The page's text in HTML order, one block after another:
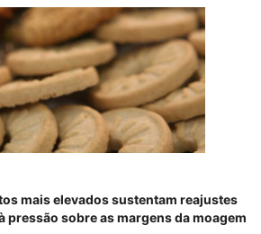
mais elevados sustentam reajustes
pressão sobre as margens da moagem